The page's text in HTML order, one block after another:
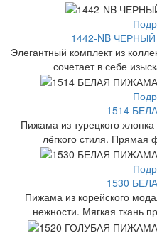
1442-NB
Элегантный комплект из
сочетает в себе
1514
Пижама из турецкого
лёгкого стиля. Прямая
1530
Пижама из корейского
нежности. Мягкая ткань